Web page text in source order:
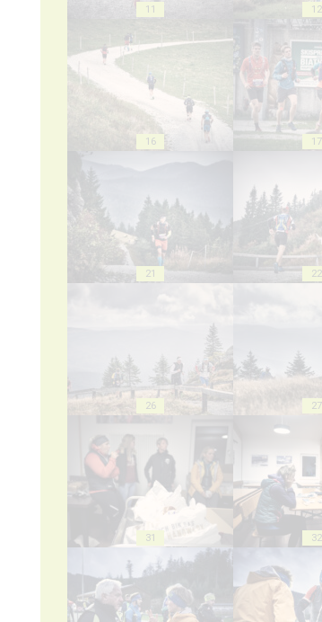
11 12
16 17
21 22
26 27
31 32